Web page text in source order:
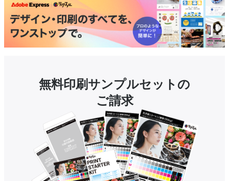
無料印刷サンプルセットの
ご請求